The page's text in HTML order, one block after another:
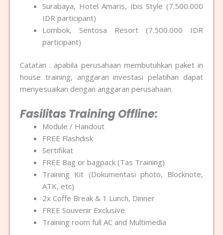
Surabaya, Hotel Amaris, Ibis Style (7.500.000
IDR participant)
Lombok, Sentosa Resort (7.500.000 IDR
participant)
Catatan : apabila perusahaan membutuhkan paket in
house training, anggaran investasi pelatihan dapat
menyesuaikan dengan anggaran perusahaan.
Fasilitas Training Offline:
Module / Handout
FREE Flashdisk
Sertifikat
FREE Bag or bagpack (Tas Training)
Training Kit (Dokumentasi photo, Blocknote,
ATK, etc)
2x Coffe Break & 1 Lunch, Dinner
FREE Souvenir Exclusive
Training room full AC and Multimedia